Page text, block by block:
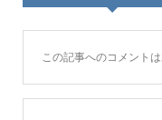
この記事へのコメントは